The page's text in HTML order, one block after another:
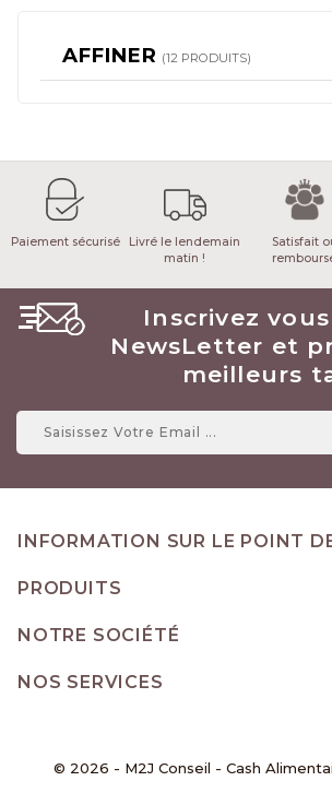
AFFINER (12 PRODUITS)
Paiement sécurisé
Livré le lendemain
matin !
Satisfait
Inscrivez
NewsLetter et
meilleurs
INFORMATION SUR LE POINT
PRODUITS
NOTRE SOCIÉTÉ
NOS SERVICES
© 2026 - M2J Conseil - Cash